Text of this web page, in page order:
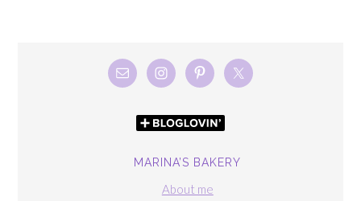
MARINA’S BAKERY
About me